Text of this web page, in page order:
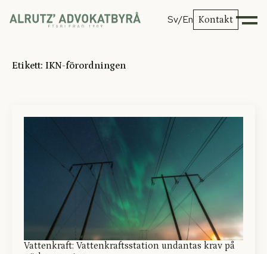
Sv/En Kontakt
Etikett: IKN-förordningen
Vattenkraft: Vattenkraftsstation undantas krav på